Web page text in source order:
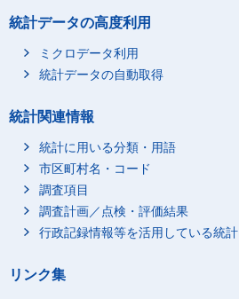
統計データの高度利用
ミクロデータ利用
統計データの自動取得
統計関連情報
統計に用いる分類・用語
市区町村名・コード
調査項目
調査計画／点検・評価結果
行政記録情報等を活用している統計
リンク集